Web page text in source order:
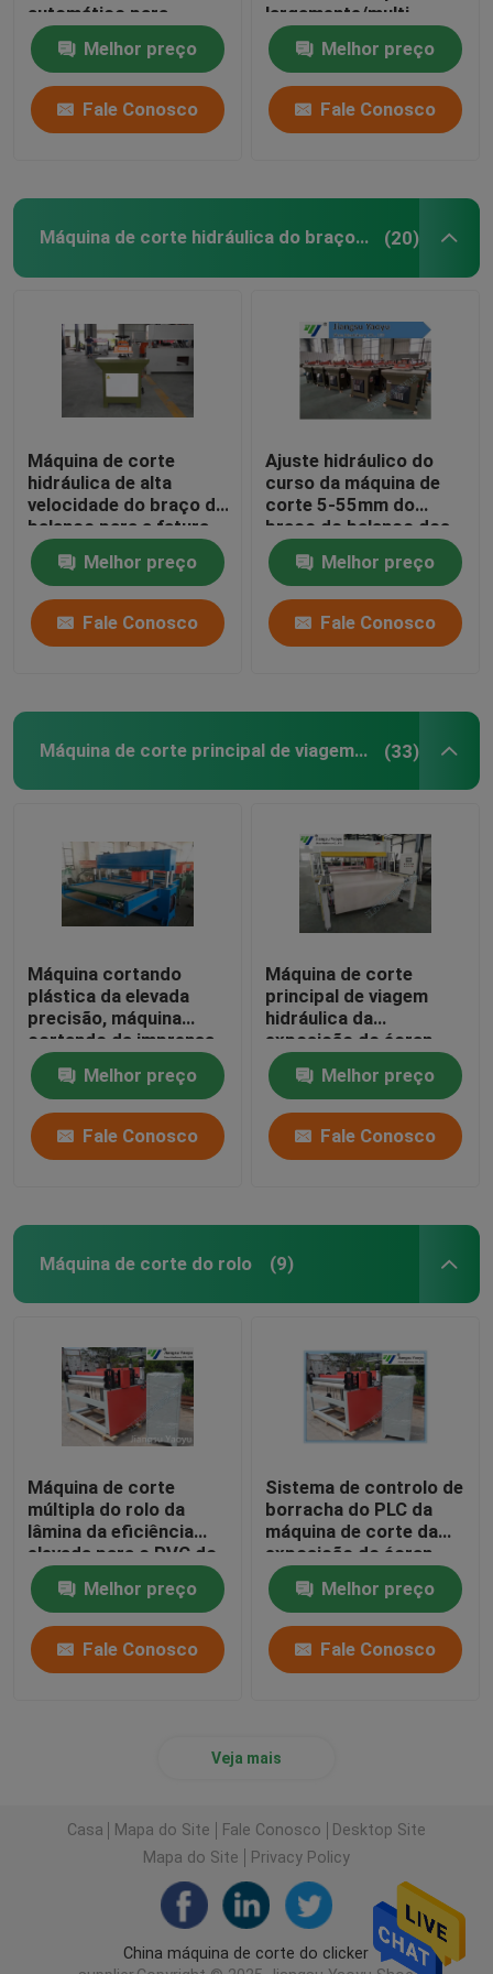
Máquina de estratificação da chama
folhas plásticas
automático para
EVA/espuma
Melhor preço
Fale Conosco
largamente/multi
camada dos materiais
Melhor preço
Fale Conosco
Máquina de corte hidráulica do braço do balanço (20)
Máquina de corte
hidráulica de alta
velocidade do braço do
balanço para a fatura
da luva de couro
Melhor preço
Fale Conosco
Ajuste hidráulico do
curso da máquina de
corte 5-55mm do
braço do balanço dos
grupos de telefone
celularMelhor preço
Fale Conosco
Máquina de corte principal de viagem hidráulica (33)
Máquina cortando
plástica da elevada
precisão, máquina
cortando da imprensa
hidráulica
Melhor preço
Fale Conosco
Máquina de corte
principal de viagem
hidráulica da
exposição do écran
sensível para materiais
do
assoalho/brandamente
filme
Melhor preço
Fale Conosco
Máquina de corte do rolo (9)
Máquina de corte
múltipla do rolo da
lâmina da eficiência
elevada para o PVC do
couro genuíno
Melhor preço
Fale Conosco
Sistema de controlo de
borracha do PLC da
máquina de corte da
exposição do écran
sensível para o pano de
couro Melhor preço
Fale Conosco
Veja mais
Casa Mapa do Site Fale Conosco
Desktop Site
Mapa do Site
Privacy Policy
China máquina de corte do clicker